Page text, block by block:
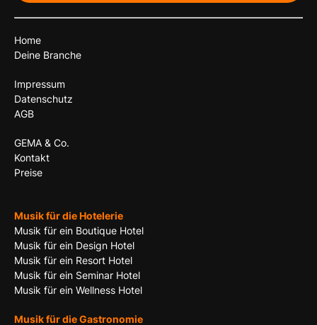
Home
Deine Branche
Impressum
Datenschutz
AGB
GEMA & Co.
Kontakt
Preise
Musik für die Hotelerie
Musik für ein Boutique Hotel
Musik für ein Design Hotel
Musik für ein Resort Hotel
Musik für ein Seminar Hotel
Musik für ein Wellness Hotel
Musik für die Gastronomie